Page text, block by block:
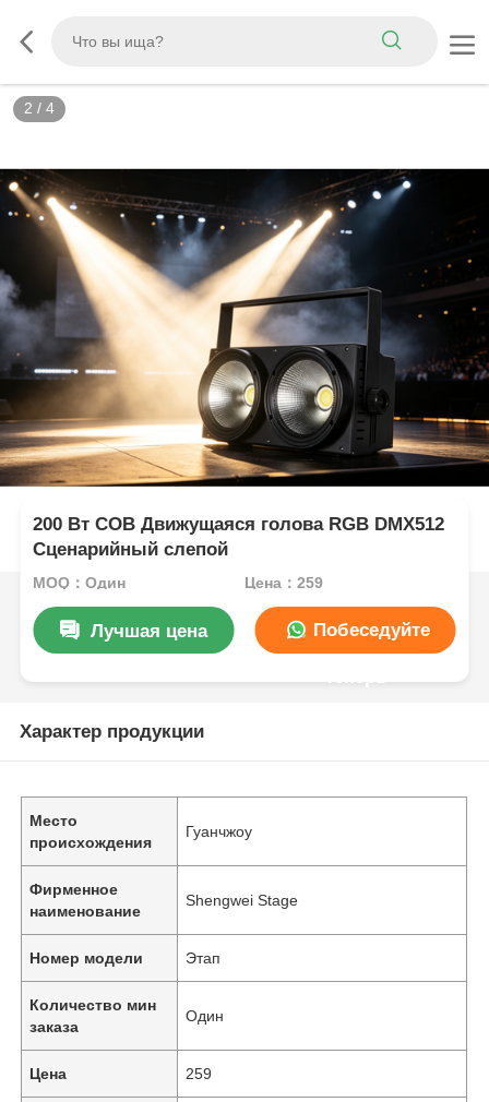
2 / 4
200 Вт COB Движущаяся голова RGB DMX512
Сценарийный слепой
MOQ：Один Цена：259
Лучшая цена Побеседуйте
Характер продукции
Место
происхождения
Гуанчжоу
Фирменное
наименование
Shengwei Stage
Номер модели Этап
Количество мин
заказа
Один
Цена 259